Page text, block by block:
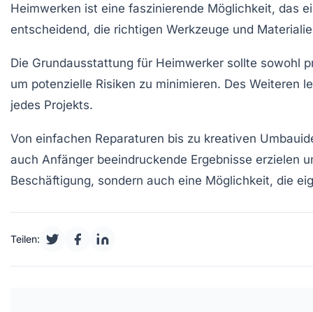
Heimwerken ist eine faszinierende Möglichkeit, das
entscheidend, die richtigen Werkzeuge und
Die Grundausstattung für Heimwerker sollte sowohl
um potenzielle Risiken zu minimieren. Des Weiteren
jedes Projekts.
Von einfachen Reparaturen bis zu kreativen
auch Anfänger beeindruckende Ergebnisse erzielen
Beschäftigung, sondern auch eine Möglichkeit, die
Teilen: